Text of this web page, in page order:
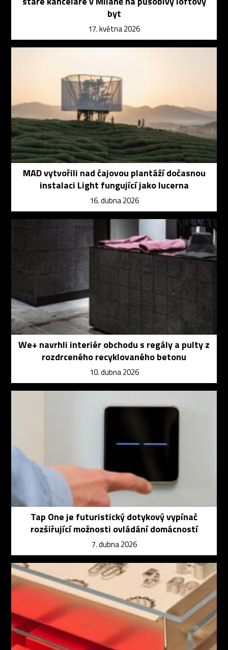
byt
17. května 2026
MAD vytvořili nad čajovou plantáží dočasnou
instalaci Light fungující jako lucerna
16. dubna 2026
We+ navrhli interiér obchodu s regály a pulty z
rozdrceného recyklovaného betonu
10. dubna 2026
Tap One je futuristický dotykový vypínač
rozšiřující možnosti ovládání domácností
7. dubna 2026